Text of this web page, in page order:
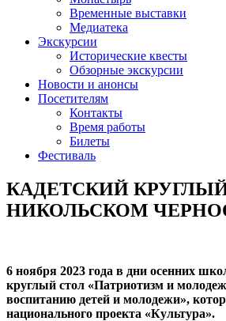
Временные выставки
Медиатека
Экскурсии
Исторические квесты
Обзорные экскурсии
Новости и анонсы
Посетителям
Контакты
Время работы
Билеты
Фестиваль
КАДЕТСКИЙ
НИКОЛЬСКОМ
6 ноября 2023 года в дни осенних
круглый стол «Патриотизм и
воспитанию детей и молодежи»,
национального проекта «Культура».